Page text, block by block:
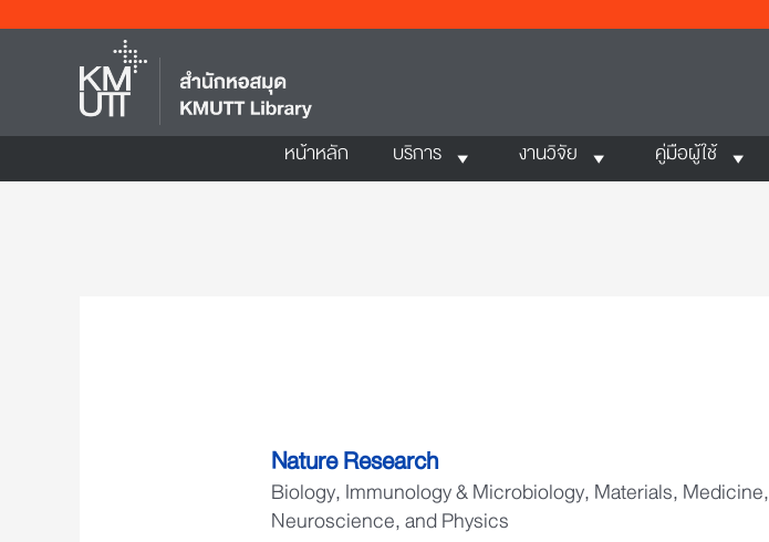
หน้าหลัก บริการ งานวิจัย คู่มือผู้ใช้
Nature Research
Biology, Immunology & Microbiology, Materials, Medicine,
Neuroscience, and Physics